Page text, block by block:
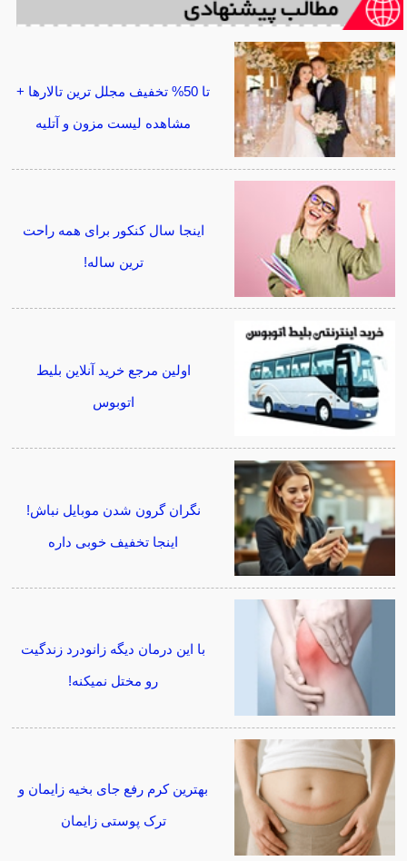
تا 50% تخفیف مجلل ترین تالارها +
مشاهده لیست مزون و آتلیه
اینجا سال کنکور برای همه راحت
ترین ساله!
اولین مرجع خرید آنلاین بلیط
اتوبوس
نگران گرون شدن موبایل نباش!
اینجا تخفیف خوبی داره
با این درمان دیگه زانودرد زندگیت
رو مختل نمیکنه!
بهترین کرم رفع جای بخیه زایمان و
ترک پوستی زایمان